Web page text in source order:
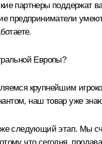
партнеры
предприниматели
Европы?
крупнейшим
наш товар уже
следующий этап. Мы